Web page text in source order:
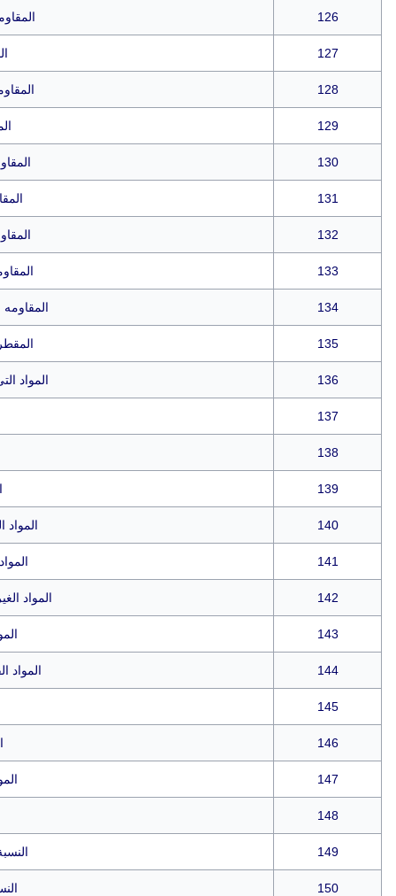
126
127
128
129
130
131
132
133
134 المقاومه
135 المقطر
136 المواد
137
138
139
140 المواد
141
142 المواد
143
144 المواد
145
146
147
148
149
150